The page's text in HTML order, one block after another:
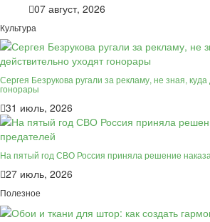
07 август, 2026
Культура
Сергея Безрукова ругали за рекламу, не зная,
гонорары
31 июль, 2026
На пятый год СВО Россия приняла решение
27 июль, 2026
Полезное